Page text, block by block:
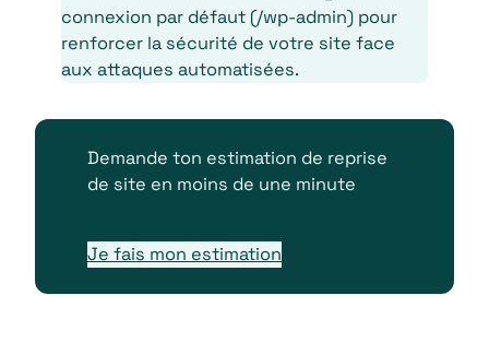
connexion par défaut (/wp-admin) pour
renforcer la sécurité de votre site face
aux attaques automatisées.
Demande ton estimation de reprise
de site en moins de une minute
Je fais mon estimation